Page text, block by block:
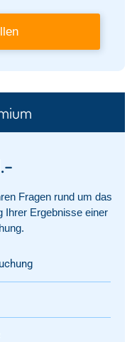
Fragen rund um das
Ihrer Ergebnisse einer